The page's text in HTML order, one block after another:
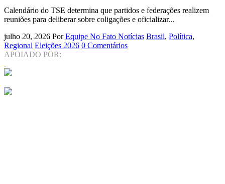
Calendário do TSE determina que partidos e federações realizem
reuniões para deliberar sobre coligações e oficializar...
julho 20, 2026 Por Equipe No Fato Notícias Brasil, Política,
Regional Eleições 2026 0 Comentários
APOIADO POR: